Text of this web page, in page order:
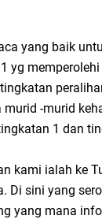
yang baik
yg
-murid
1 dan
kami ialah ke
Di sini yang
yang mana